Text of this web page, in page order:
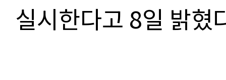
실시한다고 8일 밝혔